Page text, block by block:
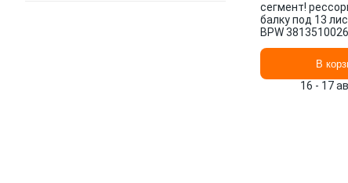
сегмент!
балку под 13
BPW
В
16 - 17